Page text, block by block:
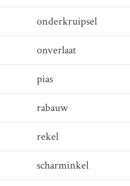
onderkruipsel
onverlaat
pias
rabauw
rekel
scharminkel